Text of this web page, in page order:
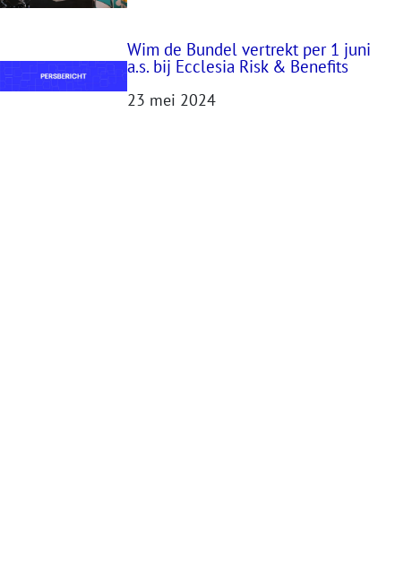
Wim de Bundel vertrekt per 1 juni
a.s. bij Ecclesia Risk & Benefits
23 mei 2024